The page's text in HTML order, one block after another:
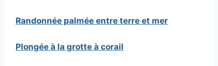
Randonnée palmée entre terre et mer
Plongée à la grotte à corail